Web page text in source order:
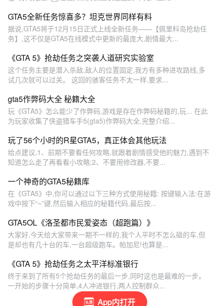
App内打开
GTA5全新任务惊喜多？坦克世界同样有料
据说,GTA5将于12月15日正式上线全新任务——【佩里科岛抢劫任
务】,这不仅是GTA5在线模式中更新的最庞大,剧情最大...
《GTA 5》抢劫任务之突袭人道研究实验室
这个任务主要是潜入杀敌,敌人的位置固定,我方有多种进攻路线,多
试几次就可以过关。 这回的骇客任务不太一样,要求...
gta5作弊码大全 秘籍大全
玩《GTA5》怎么能少了作弊码,游戏是存在作弊码秘籍的,玩... 在此
为玩家收集了侠盗猎车手5(gta5)作弊码大全,完整介绍...
玩了56个小时的R星GTA5，真正体会其他玩法
给点建议,1、前期不要看任何攻略,就跟着剧情感受他的魅力,遇到不
知道怎么走了再看看小攻略;2、不要用修改器,不要...
一个神奇的GTA5秘籍库
在《GTA5》中,你可以通过以下三种方式使用秘籍: 按键输入法:在游
戏中按下“~”键,然后输入相应的秘籍代码,最后按...
GTA5OL《洛圣都市民爱姿态（超跑篇）》
大家好,今天给大家带来一期不一样的,我个人平时不怎么碰的车,但
是却也有几十台的车,一台超级跑车。帕加尼!也算是...
《GTA 5》抢劫任务之太平洋标准银行
终于来到了所有5个抢劫任务的最后一步,同时这也是最难的一步。
一开始的步骤十分简单,4人冲进银行,两人控制群众...